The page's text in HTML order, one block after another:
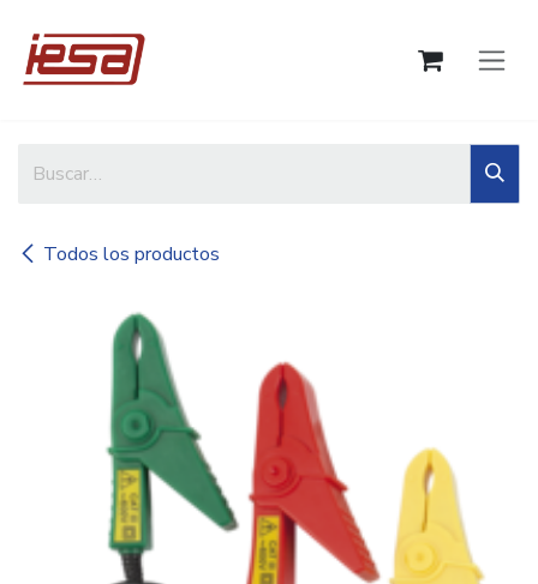
Todos los productos